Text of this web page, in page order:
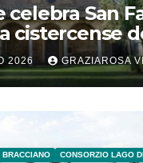
celebra San
cistercense
2026 GRAZIAROSA
BRACCIANO
CONSORZIO LAGO